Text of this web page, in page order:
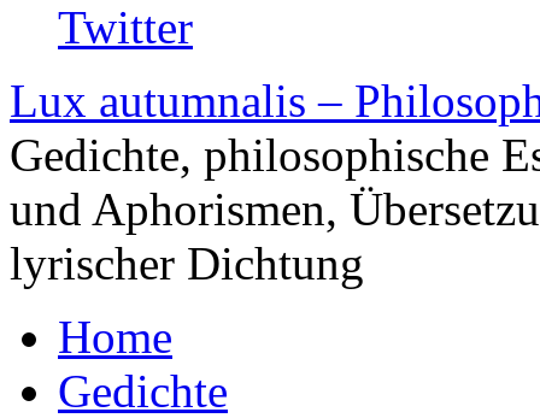
Twitter
Lux autumnalis –
Gedichte, philosophische
und Aphorismen,
lyrischer Dichtung
Home
Gedichte